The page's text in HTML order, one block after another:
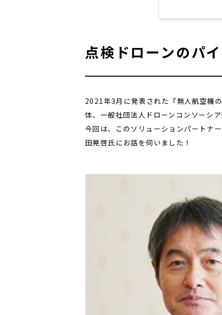
点検ドローンのパ
2021年3月に発表された『無人航空機
体、一般社団法人ドローンコンソーシ
今回は、このソリューションパートナ
田晃啓氏にお話を伺いました！